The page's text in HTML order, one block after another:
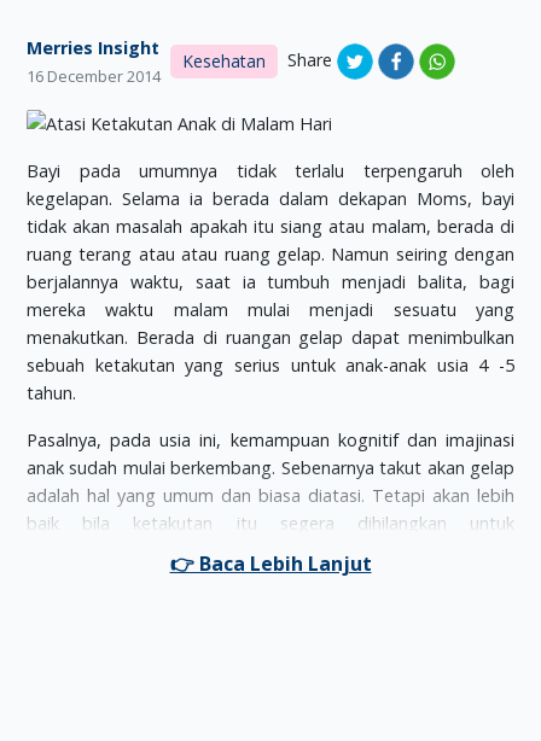
Merries Insight
16 December 2014
Kesehatan Share
Bayi pada umumnya tidak terlalu terpengaruh oleh
kegelapan. Selama ia berada dalam dekapan Moms, bayi
tidak akan masalah apakah itu siang atau malam, berada di
ruang terang atau atau ruang gelap. Namun seiring dengan
berjalannya waktu, saat ia tumbuh menjadi balita, bagi
mereka waktu malam mulai menjadi sesuatu yang
menakutkan. Berada di ruangan gelap dapat menimbulkan
sebuah ketakutan yang serius untuk anak-anak usia 4 -5
tahun.
Pasalnya, pada usia ini, kemampuan kognitif dan imajinasi
anak sudah mulai berkembang. Sebenarnya takut akan gelap
adalah hal yang umum dan biasa diatasi. Tetapi akan lebih
baik bila ketakutan itu segera dihilangkan untuk
mengalami gangguan tidur. Jika balita Moms juga